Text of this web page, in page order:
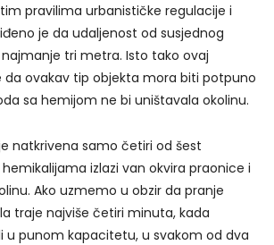
pravilima urbanističke regulacije i
je da udaljenost od susjednog
tri metra. Isto tako ovaj
da ovakav tip objekta mora biti potpuno
sa hemijom ne bi uništavala okolinu.
natkrivena samo četiri od šest
izlazi van okvira praonice i
Ako uzmemo u obzir da pranje
traje najviše četiri minuta, kada
u punom kapacitetu, u svakom od dva